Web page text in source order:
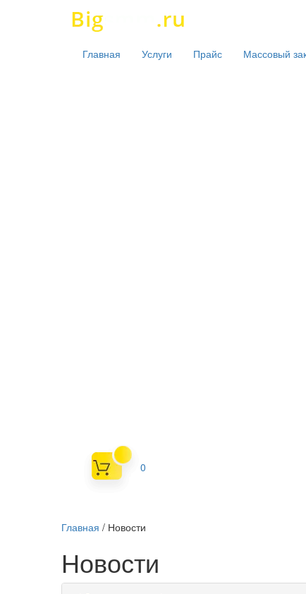
Главная Услуги Прайс Массовый
0
Главная / Новости
Новости